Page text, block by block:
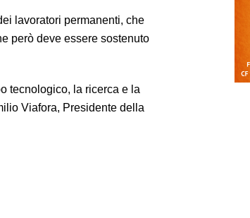
lavoratori permanenti, che
però deve essere sostenuto
tecnologico, la ricerca e la
Viafora, Presidente della